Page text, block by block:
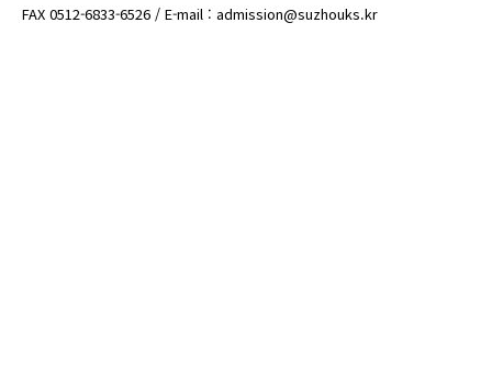
FAX 0512-6833-6526 / E-mail : admission@suzhouks.kr